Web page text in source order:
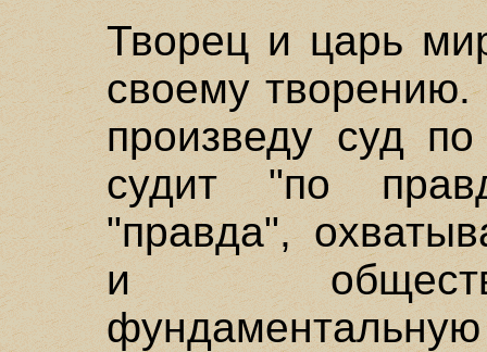
Творец и царь
своему
произведу суд
судит "по
"правда",
и